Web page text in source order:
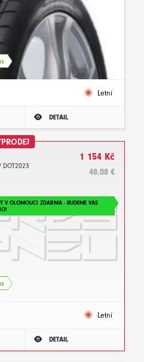
Letní
DETAIL
DOT2023
1 154 Kč
48.08 €
V OLOMOUCI ZDARMA - BUDEME VÁS
Letní
DETAIL